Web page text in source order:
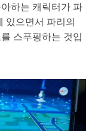
하는 캐릭터가 파
있으면서 파리의
스푸핑하는 것입